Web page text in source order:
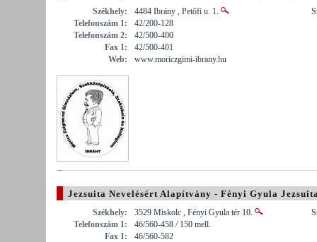
Székhely:
4484 Ibrány , Petőfi u. 1.
Telefonszám 1:
42/200-128
Telefonszám 2:
42/500-400
Fax 1:
42/500-401
Web:
www.moriczgimi-ibrany.hu
Jezsuita Nevelésért Alapítvány - Fényi Gyula
Székhely:
3529 Miskolc , Fényi Gyula tér 10.
Telefonszám 1:
46/560-458 / 150 mell.
Fax 1:
46/560-582